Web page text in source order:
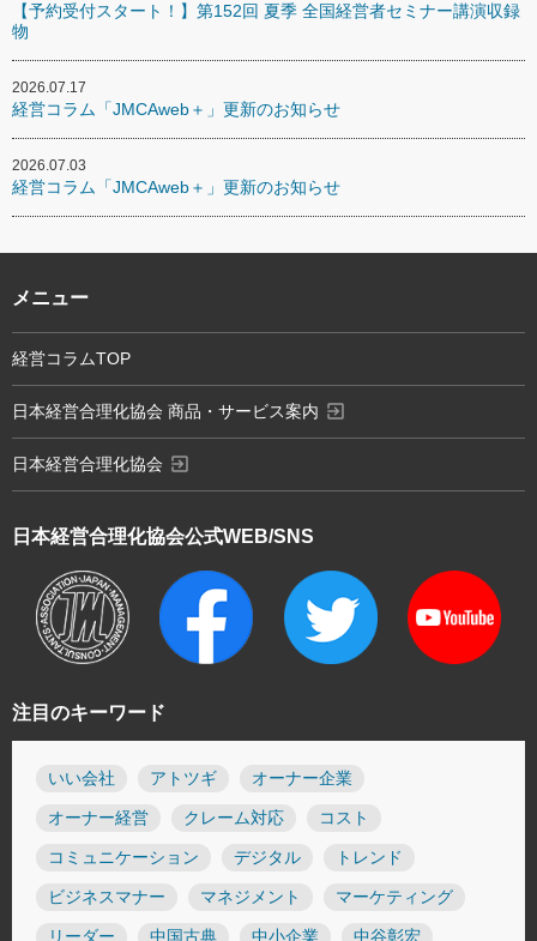
【予約受付スタート！】第152回 夏季 全国経営者セミナー講演収録
物
2026.07.17
経営コラム「JMCAweb＋」更新のお知らせ
2026.07.03
経営コラム「JMCAweb＋」更新のお知らせ
注目のキーワード
いい会社 アトツギ オーナー企業
オーナー経営 クレーム対応 コスト
コミュニケーション デジタル トレンド
ビジネスマナー マネジメント マーケティング
リーダー 中国古典 中小企業 中谷彰宏
日本経営合理化協会公式WEB/SNS
メニュー
経営コラムTOP
日本経営合理化協会 商品・サービス案内 exit_to_app
日本経営合理化協会 exit_to_app